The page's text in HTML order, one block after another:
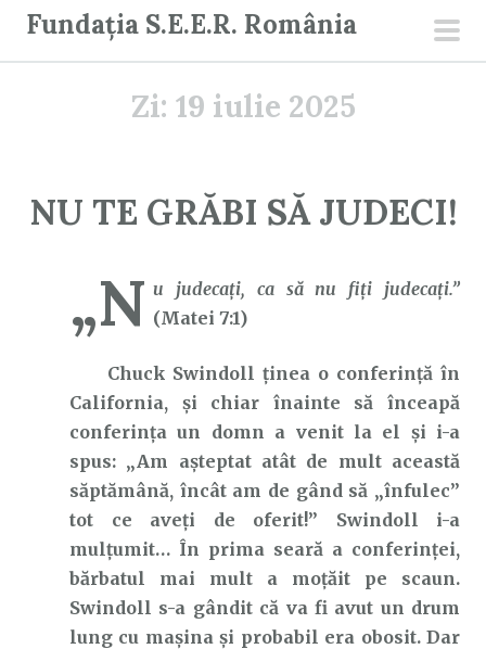
Fundația S.E.E.R. România
Zi: 19 iulie 2025
NU TE GRĂBI SĂ JUDECI!
„N u judecaţi, ca să nu fiţi judecaţi.”
(Matei 7:1)
Chuck Swindoll ținea o conferință în
California, și chiar înainte să înceapă
conferința un domn a venit la el și i-a
spus: „Am așteptat atât de mult această
săptămână, încât am de gând să „înfulec”
tot ce aveți de oferit!” Swindoll i-a
mulțumit… În prima seară a conferinței,
bărbatul mai mult a moțăit pe scaun.
Swindoll s-a gândit că va fi avut un drum
lung cu mașina și probabil era obosit. Dar